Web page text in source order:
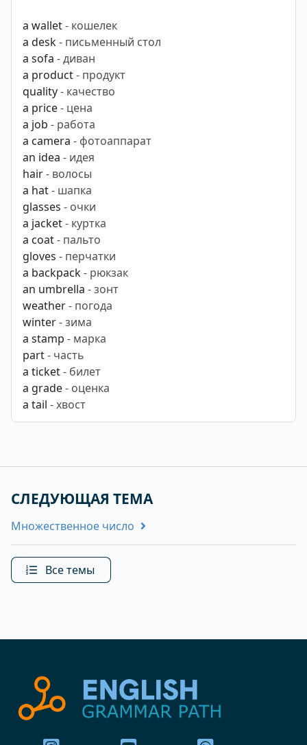
a wallet- кошелек
a desk- письменный стол
a sofa - диван
a product- продукт
quality- качество
a price- цена
a job - работа
a camera - фотоаппарат
an idea - идея
hair- волосы
a hat- шапка
glasses - очки
a jacket- куртка
a coat- пальто
gloves - перчатки
a backpack- рюкзак
an umbrella - зонт
weather- погода
winter- зима
a stamp - марка
part- часть
a ticket- билет
a grade- оценка
a tail - хвост
СЛЕДУЮЩАЯ ТЕМА
Множественное число
Все темы